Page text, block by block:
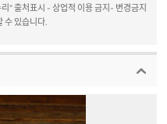
" 출처표시 - 상업적 이용 금지- 변경금지
수 있습니다.